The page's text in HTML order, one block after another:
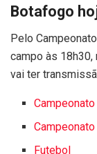
Botafogo
Pelo
campo às 18h30,
vai ter
Futebol